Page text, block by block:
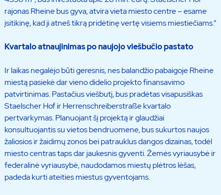
rajonas Rheine bus gyva, atvira vieta miesto centre – esame
įsitikinę, kad ji atneš tikrą pridėtinę vertę visiems miestiečiams.”
Kvartalo atnaujinimas po naujojo viešbučio pastato
Ir laikas negalėjo būti geresnis, nes balandžio pabaigoje Rheine
miestą pasiekė dar vieno didelio projekto finansavimo
patvirtinimas. Pastačius viešbutį, bus pradėtas visapusiškas
Staelscher Hof ir Herrenschreiberstraße kvartalo
pertvarkymas. Planuojant šį projektą ir glaudžiai
konsultuojantis su vietos bendruomene, bus sukurtos naujos
žaliosios ir žaidimų zonos bei patrauklus dangos dizainas, todėl
miesto centras taps dar jaukesnis gyventi. Žemės vyriausybė ir
federalinė vyriausybė, naudodamos miestų plėtros lėšas,
padeda kurti ateities miestus gyventojams.